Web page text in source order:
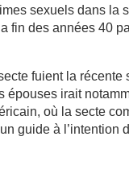
sexuels dans la
fin des années 40
fuient la
irait
où la secte
guide à l’intention